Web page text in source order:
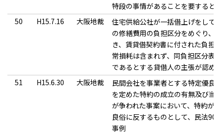
特段の事情があることを要すると
50
H15.7.16 大阪地裁
住宅供給公社が一括借上げをして
の修繕費用の負担区分をめぐり、
き、賃貸借契約書に付された負担
常損耗は含まれず、同負担区分表
であるとする貸借人の主張が認め
51
H15.6.30 大阪地裁
民間会社を事業者とする特定優良
を定めた特約の成立の有無及び当
が争われた事案において、特約が
良俗に反するものとして、民法90
事例